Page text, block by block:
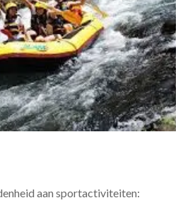
aan sportactiviteiten: